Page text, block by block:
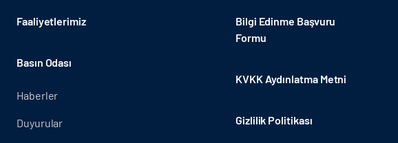
Faaliyetlerimiz
Basın Odası
Haberler
Duyurular
Bilgi Edinme Başvuru
Formu
KVKK Aydınlatma Metni
Gizlilik Politikası